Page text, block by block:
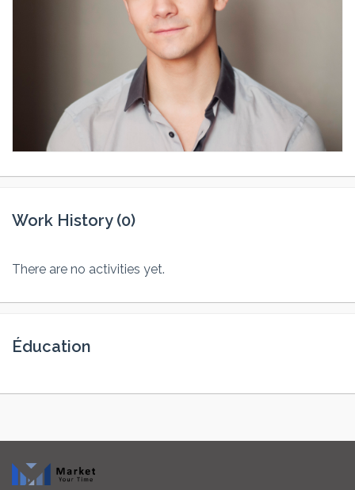
Work History (0)
There are no activities yet.
Éducation